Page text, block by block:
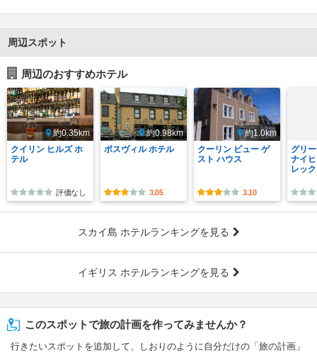
周辺スポット
周辺のおすすめホテル
約0.35km
クイリン ヒルズ ホ
テル
評価なし
約0.98km
ボスヴィル ホテル
3.05
約1.0km
クーリン ビュー ゲ
スト ハウス
3.10
グリ
ナイ
レッ
スカイ島 ホテルランキングを見る
イギリス ホテルランキングを見る
このスポットで旅の計画を作ってみませんか？
行きたいスポットを追加して、しおりのように自分だけの「旅の計画」